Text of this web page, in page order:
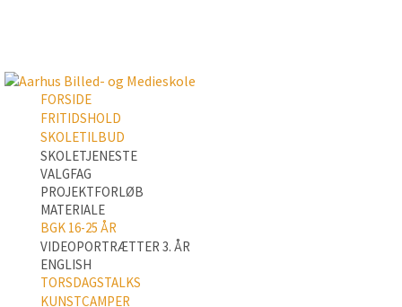
FORSIDE
FRITIDSHOLD
SKOLETILBUD
SKOLETJENESTE
VALGFAG
PROJEKTFORLØB
MATERIALE
BGK 16-25 ÅR
VIDEOPORTRÆTTER 3. ÅR
ENGLISH
TORSDAGSTALKS
KUNSTCAMPER